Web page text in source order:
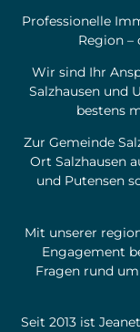
Professionelle
Region –
Wir sind Ihr
Salzhausen und
bestens
Zur Gemeinde
Ort Salzhausen
und Putensen
Mit unserer
Engagement
Fragen rund
Seit 2013 ist